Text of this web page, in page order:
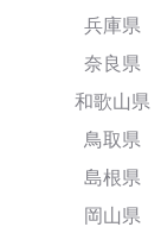
兵庫県
奈良県
和歌山県
鳥取県
島根県
岡山県